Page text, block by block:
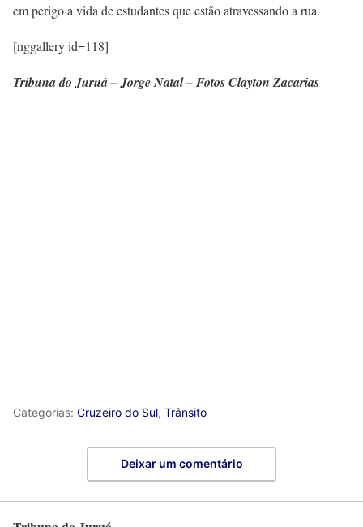
em perigo a vida de estudantes que estão atravessando a rua.
[nggallery id=118]
Tribuna do Juruá – Jorge Natal – Fotos Clayton Zacarias
Categorias: Cruzeiro do Sul, Trânsito
Deixar um comentário